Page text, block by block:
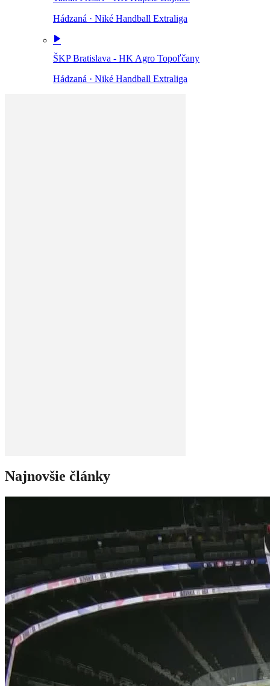
Hádzaná · Niké Handball Extraliga
ŠKP Bratislava - HK Agro Topoľčany
Hádzaná · Niké Handball Extraliga
Najnovšie články